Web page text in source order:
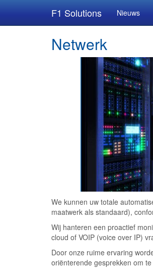
F1 Solutions Nieuws
Netwerk
We kunnen uw totale
maatwerk als standaard),
Wij hanteren een proactief
cloud of VOIP (voice over IP)
Door onze ruime ervaring
oriënterende gesprekken om